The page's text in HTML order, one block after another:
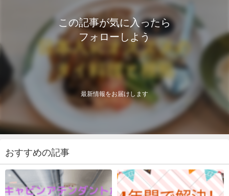
この記事が気に入ったら
フォローしよう
最新情報をお届けします
おすすめの記事